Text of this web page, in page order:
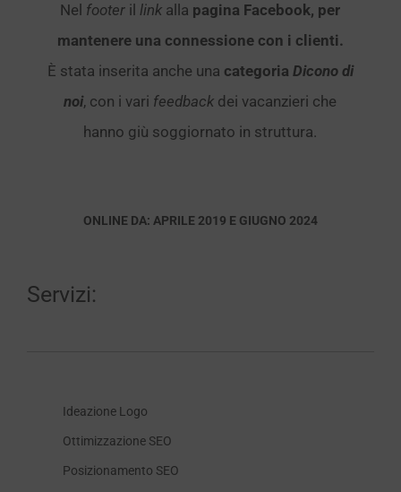
Nel footer illink alla pagina Facebook, per
mantenere una connessione con i clienti.
È stata inserita anche una categoria Dicono di
noi, con i vari feedback dei vacanzieri che
hanno giù soggiornato in struttura.
ONLINE DA: APRILE 2019 E GIUGNO 2024
Servizi:
Ideazione Logo
Ottimizzazione SEO
Posizionamento SEO